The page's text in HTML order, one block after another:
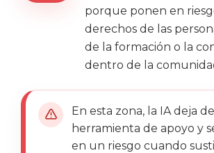
porque ponen en
derechos de las
de la formación o la
dentro de la
En esta zona, la IA deja
herramienta de apoyo y
en un riesgo cuando